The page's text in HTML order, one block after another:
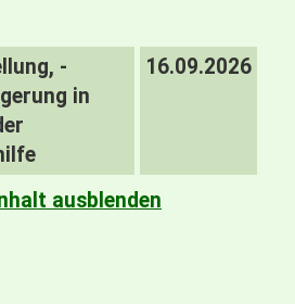
-
in
16.09.2026
ausblenden